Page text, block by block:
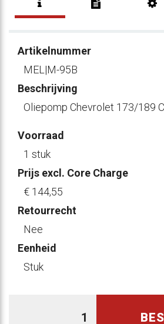
Artikelnummer
MEL|M-95B
Beschrijving
Oliepomp Chevrolet 173/189
Voorraad
1 stuk
Prijs excl. Core Charge
€ 144,55
Retourrecht
Nee
Eenheid
Stuk